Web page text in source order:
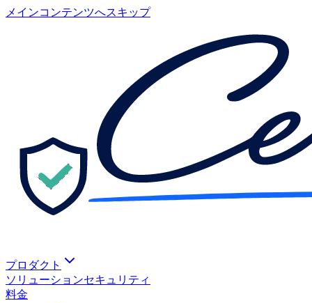
メインコンテンツへスキップ
プロダクト
ソリューションセキュリティ
料金